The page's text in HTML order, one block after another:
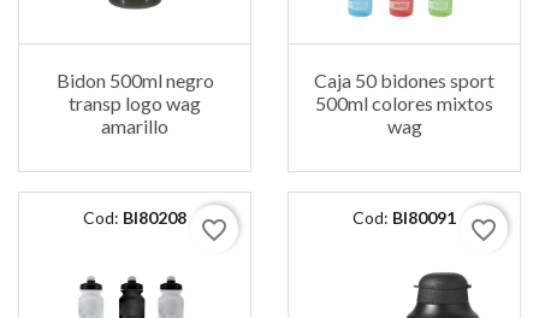
Bidon 500ml negro
transp logo wag
amarillo
Caja 50 bidones sport
500ml colores mixtos
wag
Cod: BI80208 favorite_border Cod: BI80091 favorite_border